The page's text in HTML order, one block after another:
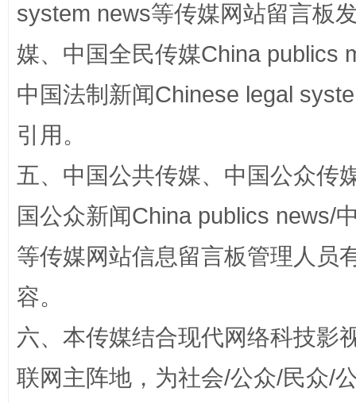
国家大学科技园优化重塑工作
system news等传媒网站留言板
媒、中国全民传媒China publics
中国法制新闻Chinese legal
引用。
五、中国公共传媒、中国公众传
国公众新闻China publics news/
等传媒网站信息留言板管理人员
容。
六、本传媒结合现代网络科技影
联网主阵地，为社会/公众/民众/